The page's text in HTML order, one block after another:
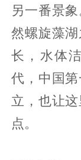
另一番景
然螺旋藻
长，水体
代，中国
立，也让
点。